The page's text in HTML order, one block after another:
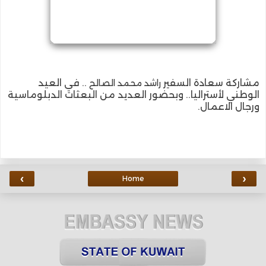
مشاركة سعادة السفير راشد محمد الصالح .. في العيد
الوطني لأستراليا.. وبحضور العديد من البعثات الدبلوماسية
ورجال الاعمال.
‹ ›
Home